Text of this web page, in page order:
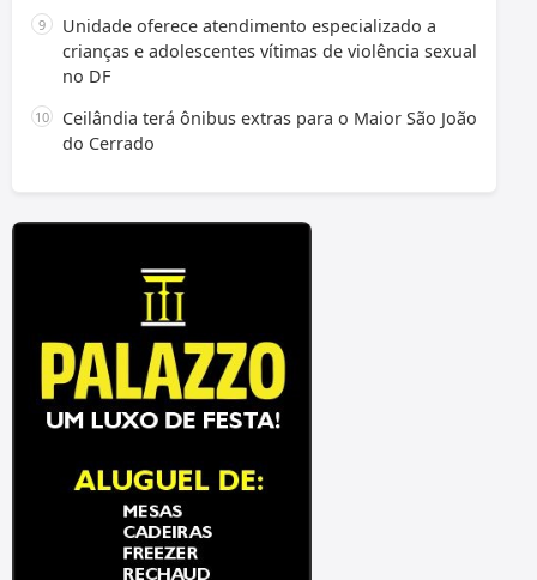
Unidade oferece atendimento especializado a
crianças e adolescentes vítimas de violência sexual
no DF
Ceilândia terá ônibus extras para o Maior São João
do Cerrado